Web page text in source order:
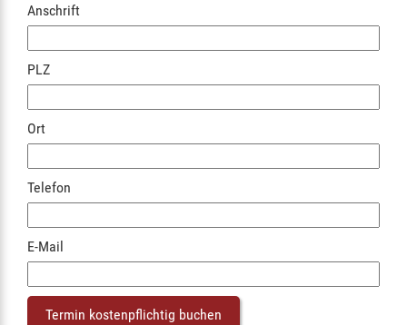
Anschrift
PLZ
Ort
Telefon
E-Mail